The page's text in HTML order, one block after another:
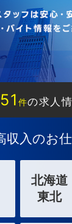
件の求人
収入のお
北海道
東北